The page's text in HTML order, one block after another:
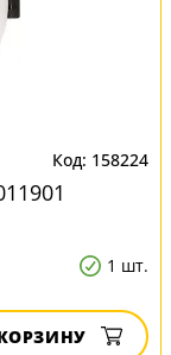
158224
1 шт.